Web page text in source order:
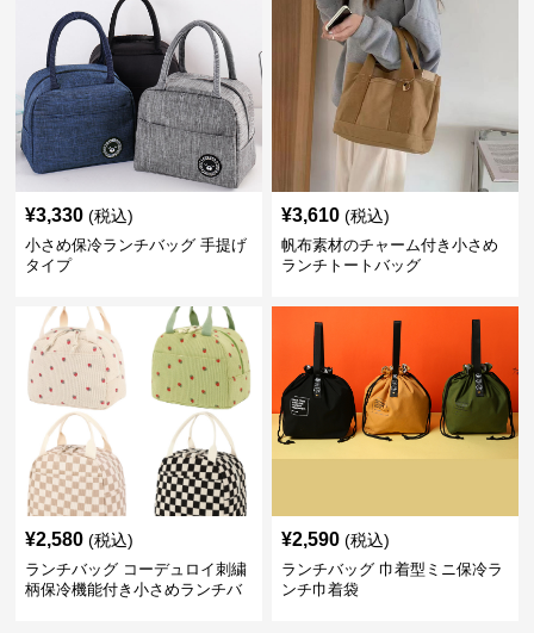
¥3,330 (税込)
小さめ保冷ランチバッグ 手提げ
タイプ
¥3,610 (税込)
帆布素材のチャーム付き小さめ
ランチトートバッグ
¥2,580 (税込)
ランチバッグ コーデュロイ刺繍
柄保冷機能付き小さめランチバ
¥2,590 (税込)
ランチバッグ 巾着型ミニ保冷ラ
ンチ巾着袋